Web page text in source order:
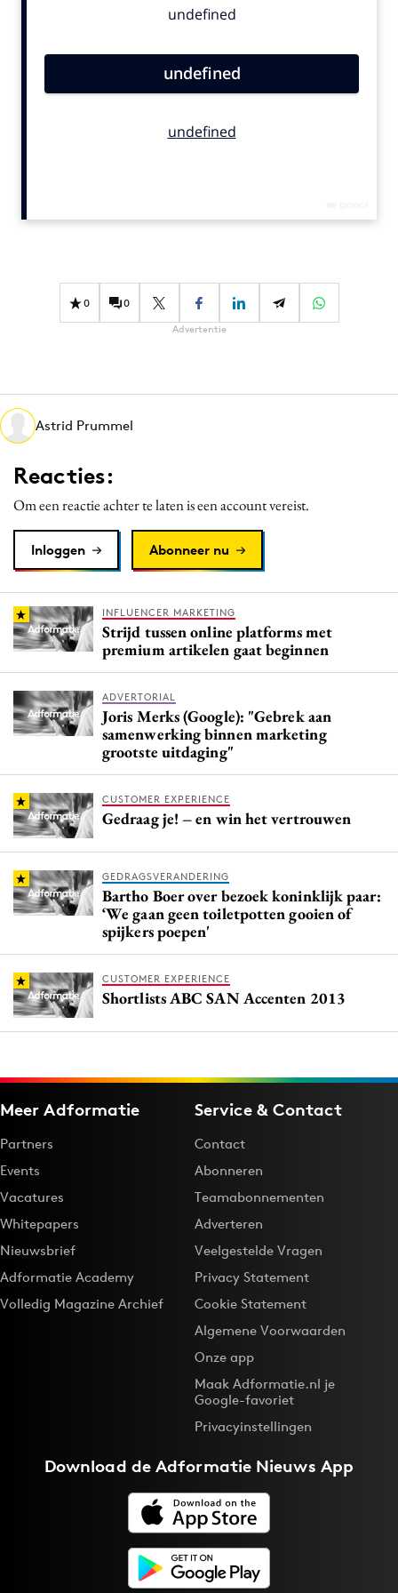
Contentmarketing
Effectiviteit
Gedragsverandering
Martech
Media
Merkstrategie
PR
Programmatic
Reputatie & crisis
0 0
Advertentie
Astrid Prummel
Reacties:
Om een reactie achter te laten is een account vereist.
Inloggen Abonneer nu
INFLUENCER MARKETING
Strijd tussen online platforms met
premium artikelen gaat beginnen
ADVERTORIAL
Joris Merks (Google): "Gebrek aan
samenwerking binnen marketing
grootste uitdaging"
CUSTOMER EXPERIENCE
Gedraag je! – en win het vertrouwen
GEDRAGSVERANDERING
Bartho Boer over bezoek koninklijk paar:
‘We gaan geen toiletpotten gooien of
spijkers poepen'
CUSTOMER EXPERIENCE
Shortlists ABC SAN Accenten 2013
Meer Adformatie
Partners
Events
Vacatures
Whitepapers
Nieuwsbrief
Adformatie Academy
Volledig Magazine Archief
Service & Contact
Contact
Abonneren
Teamabonnementen
Adverteren
Veelgestelde Vragen
Privacy Statement
Cookie Statement
Algemene Voorwaarden
Onze app
Maak Adformatie.nl je
Google-favoriet
Privacyinstellingen
Download deAdformatie Nieuws App